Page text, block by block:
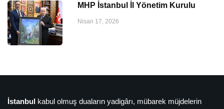
MHP İstanbul İl Yönetim Kurulu
Nisan 17, 2026
İstanbul kabul olmuş duaların yadigârı, mübarek müjdelerin